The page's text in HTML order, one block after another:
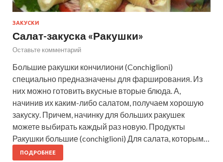
ЗАКУСКИ
Салат-закуска «Ракушки»
Оставьте комментарий
Большие ракушки кончилиони (Conchiglioni)
специально предназначены для фарширования. Из
них можно готовить вкусные вторые блюда. А,
начинив их каким-либо салатом, получаем хорошую
закуску. Причем, начинку для больших ракушек
можете выбирать каждый раз новую. Продукты
Ракушки большие (conchiglioni) Для салата, которым…
ПОДРОБНЕЕ